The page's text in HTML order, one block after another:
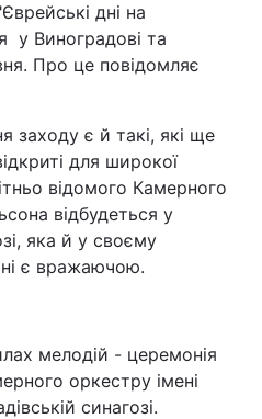
Інциденти
Погода
Регіони
Вакансії
дні на
у Виноградові та
Про це повідомляє
заходу є й такі, які ще
для широкої
відомого Камерного
відбудеться у
яка й у своєму
є вражаючою.
мелодій - церемонія
оркестру імені
синагозі.